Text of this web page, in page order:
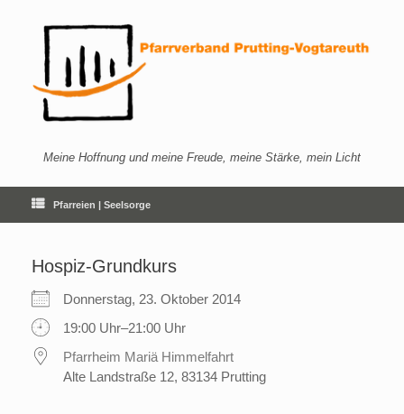
Meine Hoffnung und meine Freude, meine Stärke, mein Licht
Pfarreien | Seelsorge
Hospiz-Grundkurs
Donnerstag, 23. Oktober 2014
19:00 Uhr–21:00 Uhr
Pfarrheim Mariä Himmelfahrt
Alte Landstraße 12, 83134 Prutting